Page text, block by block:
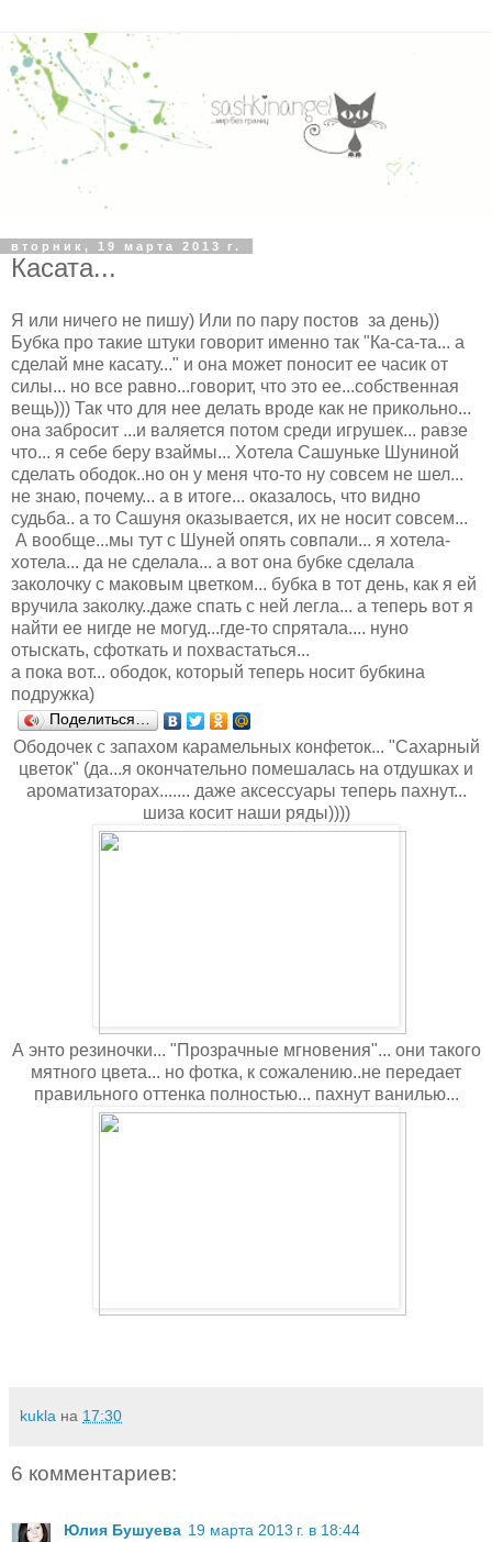
вторник, 19 марта 2013 г.
Касата...
Я или ничего не пишу) Или по пару постов за день))
Бубка про такие штуки говорит именно так "Ка-са-та... а
сделай мне касату..." и она может поносит ее часик от
силы... но все равно...говорит, что это ее...собственная
вещь))) Так что для нее делать вроде как не прикольно...
она забросит ...и валяется потом среди игрушек... равзе
что... я себе беру взаймы... Хотела Сашуньке Шуниной
сделать ободок..но он у меня что-то ну совсем не шел...
не знаю, почему... а в итоге... оказалось, что видно
судьба.. а то Сашуня оказывается, их не носит совсем...
А вообще...мы тут с Шуней опять совпали... я хотела-
хотела... да не сделала... а вот она бубке сделала
заколочку с маковым цветком... бубка в тот день, как я ей
вручила заколку..даже спать с ней легла... а теперь вот я
найти ее нигде не могуд...где-то спрятала.... нуно
отыскать, сфоткать и похвастаться...
а пока вот... ободок, который теперь носит бубкина
подружка)
Поделиться…
Ободочек с запахом карамельных конфеток... "Сахарный
цветок" (да...я окончательно помешалась на отдушках и
ароматизаторах....... даже аксессуары теперь пахнут...
шиза косит наши ряды))))
А энто резиночки... "Прозрачные мгновения"... они такого
мятного цвета... но фотка, к сожалению..не передает
правильного оттенка полностью... пахнут ванилью...
kukla на 17:30
6 комментариев:
Юлия Бушуева 19 марта 2013 г. в 18:44